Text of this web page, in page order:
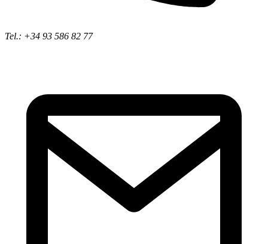
Tel.: +34 93 586 82 77